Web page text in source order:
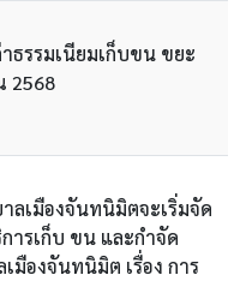
ธรรมเนียมเก็บขน ขยะ
2568
ลเมืองจันทนิมิตจะเริ่มจัด
ารเก็บ ขน และกำจัด
มืองจันทนิมิต เรื่อง การ